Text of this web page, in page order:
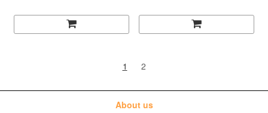
1 2
About us